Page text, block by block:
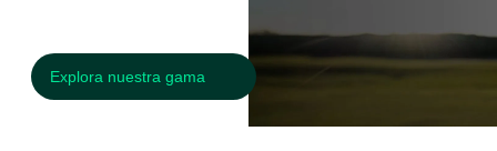
Explora nuestra gama